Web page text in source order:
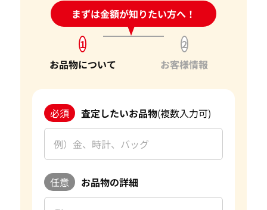
まずは金額が知りたい方へ！
24時間受付中!問い合わせフォーム
1
お品物について
2
お客様情報
必須 査定したいお品物(複数入力可)
任意 お品物の詳細